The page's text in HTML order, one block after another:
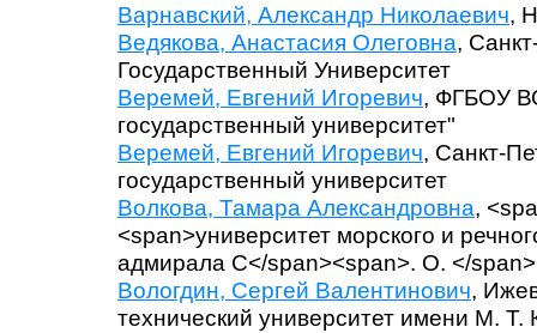
Варнавский, Александр Николаевич,
Ведякова, Анастасия Олеговна,
Государственный Университет
Веремей, Евгений Игоревич, ФГБОУ
государственный университет"
Веремей, Евгений Игоревич, Санкт-
государственный университет
Волкова, Тамара Александровна,
<span>университет морского и
адмирала С</span><span>. О. </
Вологдин, Сергей Валентинович,
технический университет имени М. Т.